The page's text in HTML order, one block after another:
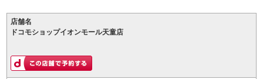
店舗名
ドコモショップイオンモール天童店